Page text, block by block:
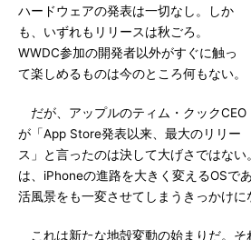
ハードウェアの発表は一切なし。しか
も、いずれもリリースは秋ごろ。
WWDC参加の開発者以外がすぐに触っ
て楽しめるものは今のところ何もない。
だが、アップルのティム・クックCEO
が「App Store発表以来、最大のリリー
ス」と言ったのは決して大げさではな
は、iPhoneの進路を大きく変えるOSで
活風景をも一変させてしまうきっかけに
これは新たな地殻変動の始まりだ。そ